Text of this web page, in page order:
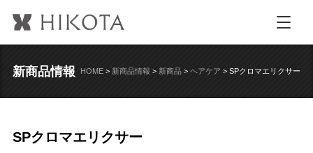
新商品情報 HOME > 新商品情報 > 新商品 >ヘアケア >SPクロマエリクサー
SPクロマエリクサー